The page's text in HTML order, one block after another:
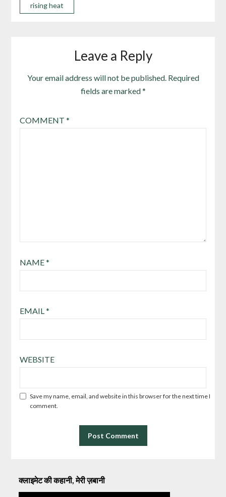
rising heat
Leave a Reply
Your email address will not be published. Required
fields are marked*
COMMENT *
NAME*
EMAIL*
WEBSITE
Save my name, email, and website in this browser for the next time I
comment.
क्लाइमेट की कहानी, मेरी ज़बानी